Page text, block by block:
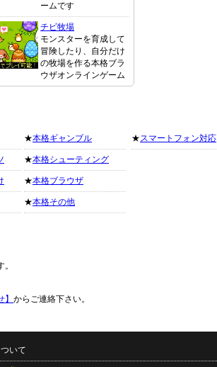
ームです
チビ牧場
モンスターを育成して
冒険したり、自分だけ
の牧場を作る本格ブラ
ウザオンラインゲーム
★本格ギャンブル
★本格シューティング
★本格ブラウザ
★本格その他
★スマートフォン対応
からご連絡下さい。
いて